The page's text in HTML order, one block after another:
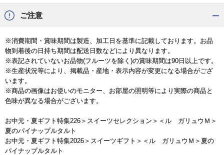
ご注意
※消費期間・賞味期間は製造、加工日を基準に記載しております。お品
物到着後の日持ち期間は配送日数などにより異なります。
※表記されていないお品物(フルーツを除く)の賞味期間は90日以上です。
※生産状況等により、掲載品・産地・表示内容が変更になる場合がござ
います。
※商品の画像はお使いのモニター、お部屋の照明等により実際の商品と
色味が異なる場合がございます。
お中元・夏ギフト特集226 ＞ スイーツセレクション ＞＜ル ガリュウＭ＞
夏のパイナップルタルト
お中元・夏ギフト特集2026 ＞ スイーツギフト ＞＜ル ガリュウＭ＞夏の
パイナップルタルト